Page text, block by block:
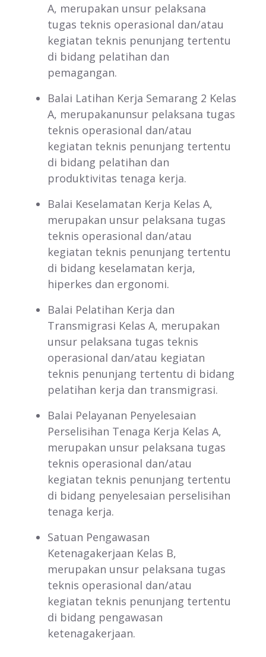
A, merupakan unsur pelaksana
tugas teknis operasional dan/atau
kegiatan teknis penunjang tertentu
di bidang pelatihan dan
pemagangan.
Balai Latihan Kerja Semarang 2 Kelas
A, merupakanunsur pelaksana tugas
teknis operasional dan/atau
kegiatan teknis penunjang tertentu
di bidang pelatihan dan
produktivitas tenaga kerja.
Balai Keselamatan Kerja Kelas A,
merupakan unsur pelaksana tugas
teknis operasional dan/atau
kegiatan teknis penunjang tertentu
di bidang keselamatan kerja,
hiperkes dan ergonomi.
Balai Pelatihan Kerja dan
Transmigrasi Kelas A, merupakan
unsur pelaksana tugas teknis
operasional dan/atau kegiatan
teknis penunjang tertentu di bidang
pelatihan kerja dan transmigrasi.
Balai Pelayanan Penyelesaian
Perselisihan Tenaga Kerja Kelas A,
merupakan unsur pelaksana tugas
teknis operasional dan/atau
kegiatan teknis penunjang tertentu
di bidang penyelesaian perselisihan
tenaga kerja.
Satuan Pengawasan
Ketenagakerjaan Kelas B,
merupakan unsur pelaksana tugas
teknis operasional dan/atau
kegiatan teknis penunjang tertentu
di bidang pengawasan
ketenagakerjaan.